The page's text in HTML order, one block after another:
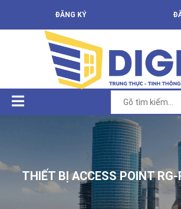
ĐĂNG KÝ
THIẾT BỊ ACCESS POINT